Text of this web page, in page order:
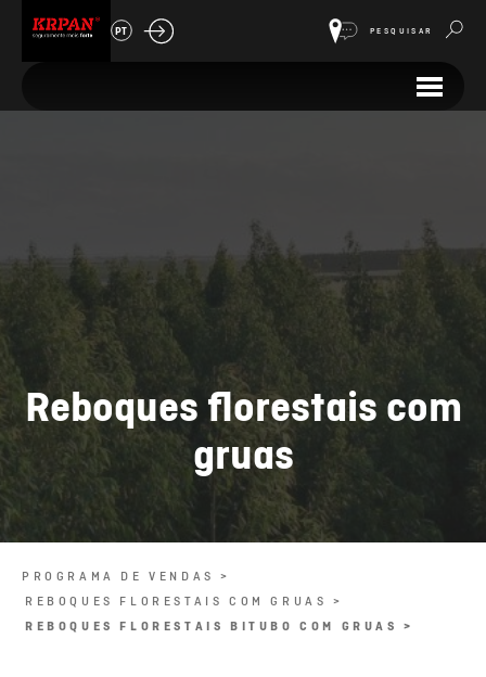
PT PESQUISAR
Reboques florestais com
gruas
PROGRAMA DE VENDAS >
REBOQUES FLORESTAIS COM GRUAS >
REBOQUES FLORESTAIS BITUBO COM GRUAS >